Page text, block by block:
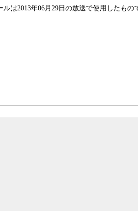
は2013年06月29日の放送で使用したもの